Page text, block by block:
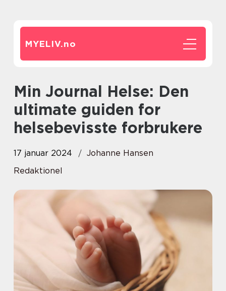
MYELIV.no
Min Journal Helse: Den
ultimate guiden for
helsebevisste forbrukere
17 januar 2024
Johanne Hansen
Redaktionel